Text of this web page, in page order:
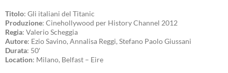
Titolo: Gli italiani del Titanic
Produzione: Cinehollywood per History Channel 2012
Regia: Valerio Scheggia
Autore: Ezio Savino, Annalisa Reggi, Stefano Paolo Giussani
Durata: 50′
Location: Milano, Belfast – Eire